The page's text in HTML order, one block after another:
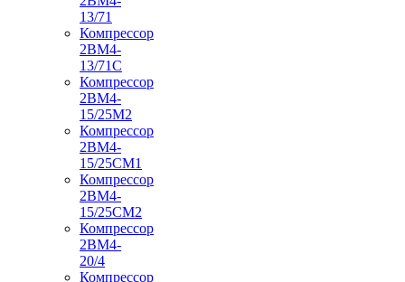
13/71
Компрессор
2ВМ4-
13/71С
Компрессор
2ВМ4-
15/25М2
Компрессор
2ВМ4-
15/25СМ1
Компрессор
2ВМ4-
15/25СМ2
Компрессор
2ВМ4-
20/4
Компрессор